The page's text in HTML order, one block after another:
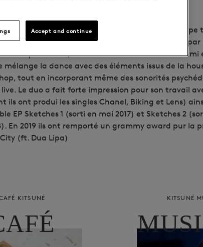
est un duo constitué de Jacob & Rami, un groupe
de Stockholm. Ils se rencontrèrent en 2011, réuni
pur la soul, et démarrèrent l’aventure Jarami
mélange la dance avec des éléments issus de la
tout en incorporant même des sonorités
live. Le duo a fait forte impression pour son travail
ils ont produi les singles Chanel, Biking et Lens)
EP Sketches 1 (sorti en mai 2017) et Sketches 2
En 2019 ils ont remporté un grammy award pur la
(ft. Dua Lipa)
KITSUNÉ KITSUNÉ
Accept and continue